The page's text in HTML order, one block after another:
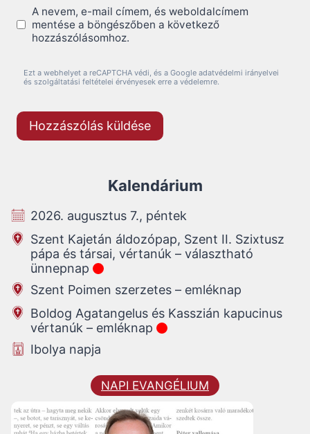
A nevem, e-mail címem, és weboldalcímem
mentése a böngészőben a következő
hozzászólásomhoz.
Ezt a webhelyet a reCAPTCHA védi, és a Google adatvédelmi irányelvei
és szolgáltatási feltételei érvényesek erre a védelemre.
Kalendárium
2026. augusztus 7., péntek
Szent Kajetán áldozópap, Szent II. Szixtusz
pápa és társai, vértanúk – választható
ünnepnap
Szent Poimen szerzetes – emléknap
Boldog Agatangelus és Kasszián kapucinus
vértanúk – emléknap
Ibolya napja
NAPI EVANGÉLIUM